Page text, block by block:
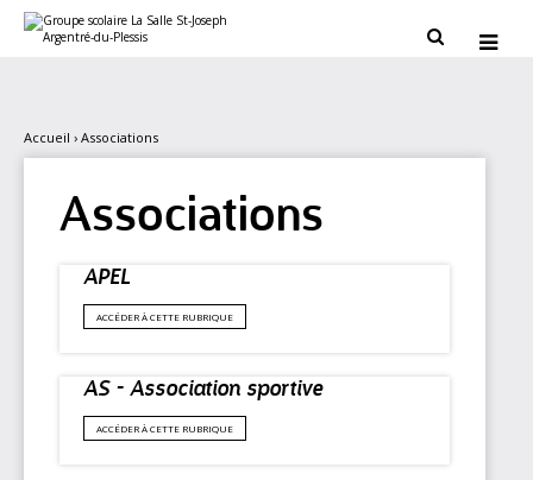
contenu.
personnels
 
Accueil › Associations
Associations
APEL
ACCÉDER À CETTE RUBRIQUE
AS - Association sportive
ACCÉDER À CETTE RUBRIQUE